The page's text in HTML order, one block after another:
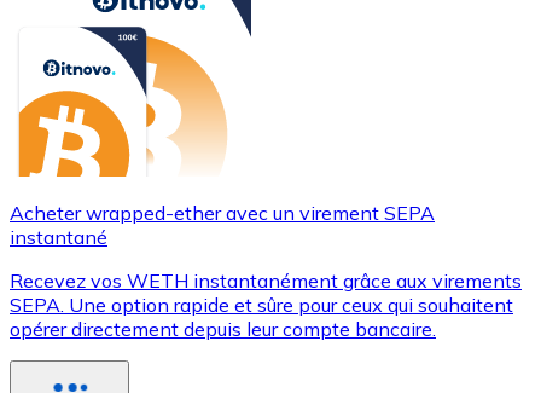
Acheter wrapped-ether avec un virement SEPA
instantané
Recevez vos WETH instantanément grâce aux virements
SEPA. Une option rapide et sûre pour ceux qui souhaitent
opérer directement depuis leur compte bancaire.